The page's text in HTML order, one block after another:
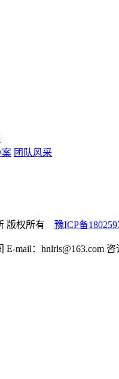
案 团队风采
版权所有 豫ICP备
mail：hnlrls@163.com 咨